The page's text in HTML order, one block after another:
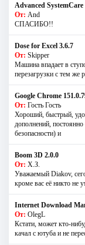
Advanced
От: And
СПАСИБО!!
Dose for Excel 3.6.7
От: Skipper
Машина впадает в
перезагрузки с тем же
Google Chrome
От: Гость Гость
Хороший, быстрый,
дополнений,
безопасности) и
Boom 3D 2.0.0
От: Х.З.
Уважаемый Diakov,
кроме вас её никто не
Internet Download
От: OlegL
Кстати, может кто-
качал с ютуба и не